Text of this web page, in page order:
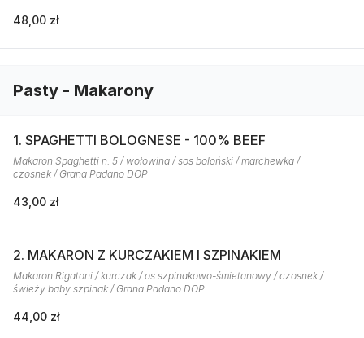
48,00 zł
Pasty - Makarony
1. SPAGHETTI BOLOGNESE - 100% BEEF
Makaron Spaghetti n. 5 / wołowina / sos boloński / marchewka /
czosnek / Grana Padano DOP
43,00 zł
2. MAKARON Z KURCZAKIEM I SZPINAKIEM
Makaron Rigatoni / kurczak / os szpinakowo-śmietanowy / czosnek /
świeży baby szpinak / Grana Padano DOP
44,00 zł